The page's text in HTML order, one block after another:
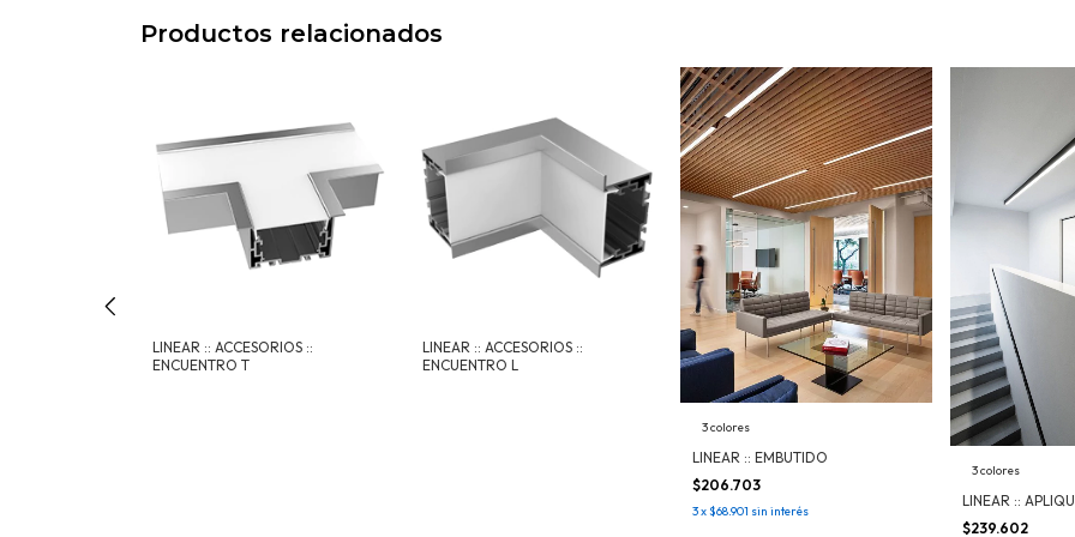
Productos relacionados
LINEAR :: ACCESORIOS ::
ENCUENTRO T
LINEAR :: ACCESORIOS ::
ENCUENTRO L
3 colores
LINEAR :: EMBUTIDO
$206.703
3x$68.901 sin interés
3 colores
LINEAR ::
$239.602